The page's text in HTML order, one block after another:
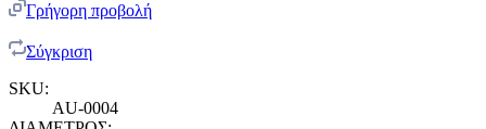
Γρήγορη προβολή
Σύγκριση
SKU:
AU-0004